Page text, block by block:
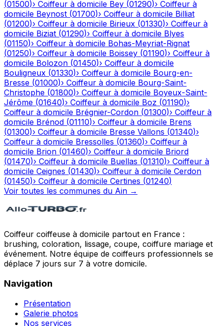
(01500)› Coiffeur à domicile Bey (01290)› Coiffeur à
domicile Beynost (01700)› Coiffeur à domicile Billiat
(01200)› Coiffeur à domicile Birieux (01330)› Coiffeur à
domicile Biziat (01290)› Coiffeur à domicile Blyes
(01150)› Coiffeur à domicile Bohas-Meyriat-Rignat
(01250)› Coiffeur à domicile Boissey (01190)› Coiffeur à
domicile Bolozon (01450)› Coiffeur à domicile
Bouligneux (01330)› Coiffeur à domicile Bourg-en-
Bresse (01000)› Coiffeur à domicile Bourg-Saint-
Christophe (01800)› Coiffeur à domicile Boyeux-Saint-
Jérôme (01640)› Coiffeur à domicile Boz (01190)›
Coiffeur à domicile Brégnier-Cordon (01300)› Coiffeur à
domicile Brénod (01110)› Coiffeur à domicile Brens
(01300)› Coiffeur à domicile Bresse Vallons (01340)›
Coiffeur à domicile Bressolles (01360)› Coiffeur à
domicile Brion (01460)› Coiffeur à domicile Briord
(01470)› Coiffeur à domicile Buellas (01310)› Coiffeur à
domicile Ceignes (01430)› Coiffeur à domicile Cerdon
(01450)› Coiffeur à domicile Certines (01240)
Voir toutes les communes du Ain →
Coiffeur coiffeuse à domicile partout en France :
brushing, coloration, lissage, coupe, coiffure mariage et
événement. Notre équipe de coiffeurs professionnels se
déplace 7 jours sur 7 à votre domicile.
Navigation
Présentation
Galerie photos
Nos services